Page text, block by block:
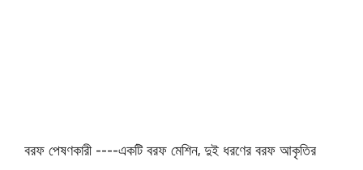
বরফ পেষণকারী ----একটি বরফ মেশিন, দুই ধরণের বরফ আকৃতির